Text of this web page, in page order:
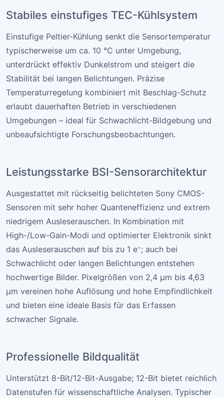
Stabiles einstufiges TEC-Kühlsystem
Einstufige Peltier-Kühlung senkt die Sensortemperatur
typischerweise um ca. 10 °C unter Umgebung,
unterdrückt effektiv Dunkelstrom und steigert die
Stabilität bei langen Belichtungen. Präzise
Temperaturregelung kombiniert mit Beschlag-Schutz
erlaubt dauerhaften Betrieb in verschiedenen
Umgebungen – ideal für Schwachlicht-Bildgebung und
unbeaufsichtigte Forschungsbeobachtungen.
Leistungsstarke BSI-Sensorarchitektur
Ausgestattet mit rückseitig belichteten Sony CMOS-
Sensoren mit sehr hoher Quanteneffizienz und extrem
niedrigem Ausleserauschen. In Kombination mit
High-/Low-Gain-Modi und optimierter Elektronik sinkt
das Ausleserauschen auf bis zu 1 e⁻; auch bei
Schwachlicht oder langen Belichtungen entstehen
hochwertige Bilder. Pixelgrößen von 2,4 µm bis 4,63
µm vereinen hohe Auflösung und hohe Empfindlichkeit
und bieten eine ideale Basis für das Erfassen
schwacher Signale.
Professionelle Bildqualität
Unterstützt 8-Bit/12-Bit-Ausgabe; 12-Bit bietet reichlich
Datenstufen für wissenschaftliche Analysen. Typischer